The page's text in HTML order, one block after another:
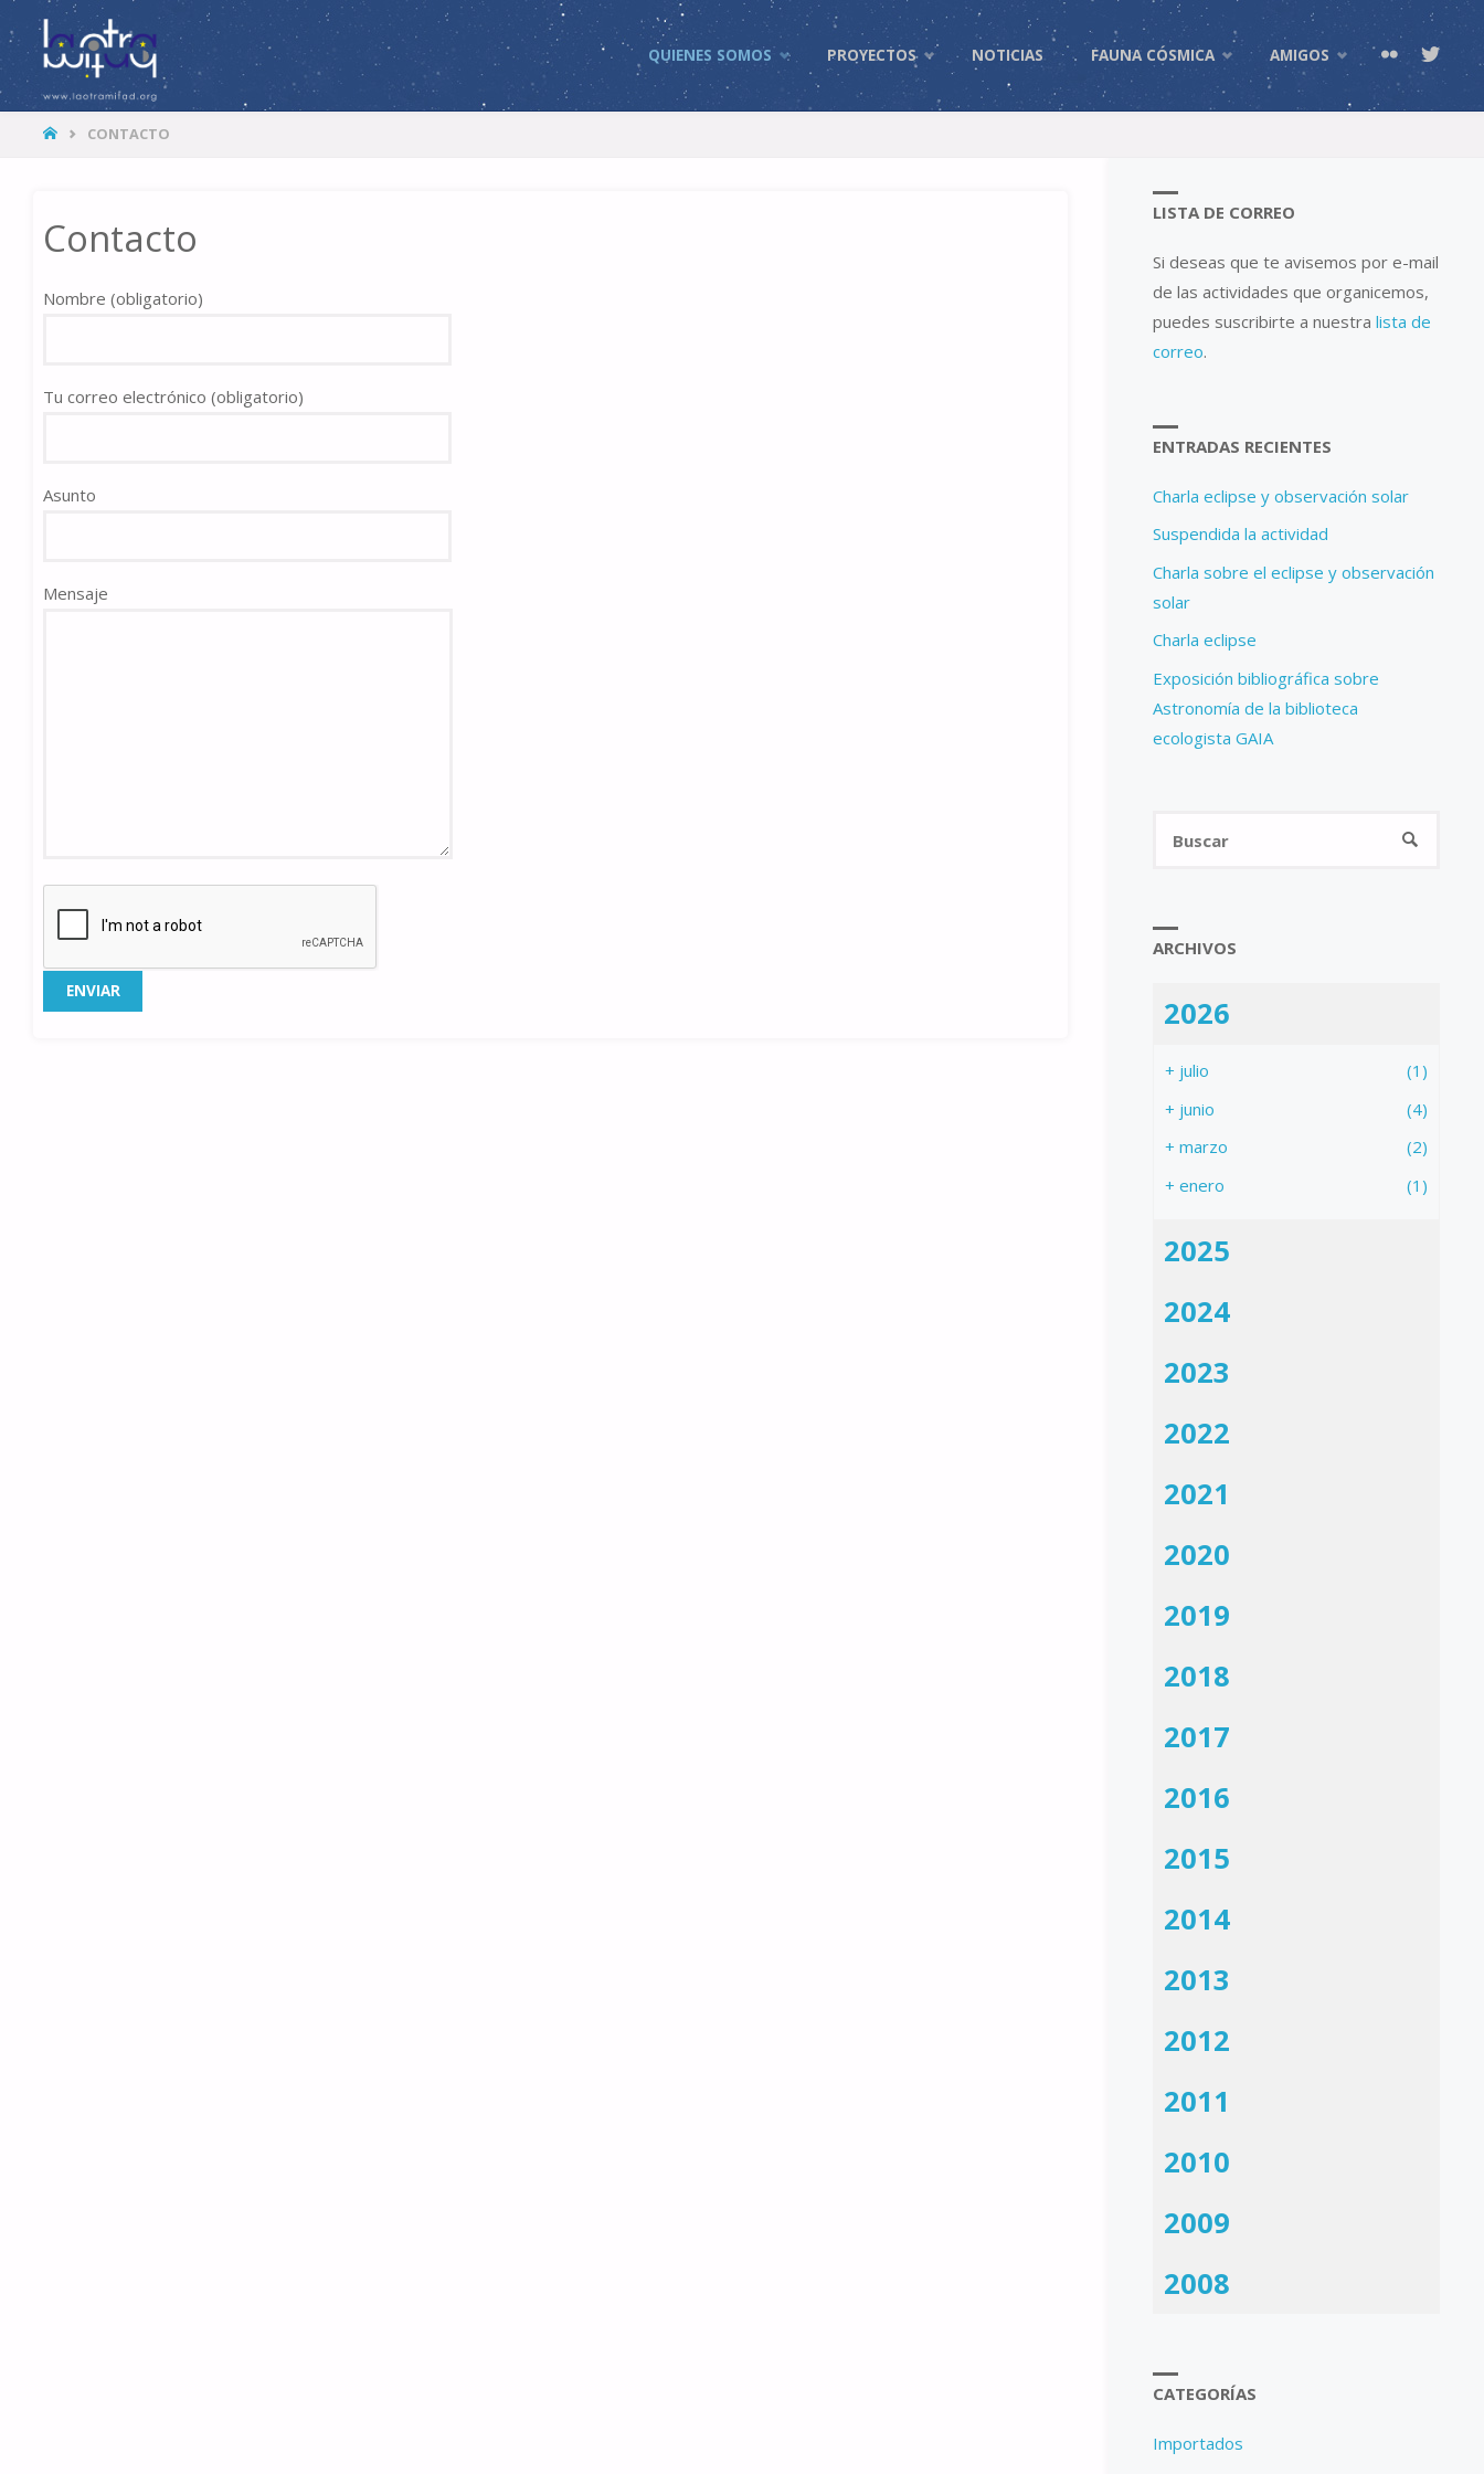
LA
OTRA
MITAD
Skip
to
QUIENES SOMOS PROYECTOS NOTICIAS FAUNA CÓSMICA AMIGOS
HOMECONTACTO
Contacto
Nombre (obligatorio)
Tu correo electrónico (obligatorio)
Asunto
Mensaje
LISTA DE CORREO
Si deseas que te avisemos por e-mail
de las actividades que organicemos,
puedes suscribirte a nuestralista de
correo.
ENTRADAS RECIENTES
Charla eclipse y observación solar
Suspendida la actividad
Charla sobre el eclipse y observación
solar
Charla eclipse
Exposición bibliográfica sobre
Astronomía de la biblioteca
ecologista GAIA
BUSCAR
ARCHIVOS
2026
+ julio
(1)
+ junio
(4)
+ marzo
(2)
+ enero (1)
2025
2024
2023
2022
2021
2020
2019
2018
2017
2016
2015
2014
2013
2012
2011
2010
2009
2008
CATEGORÍAS
Importados